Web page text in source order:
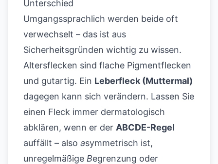
Unterschied
Umgangssprachlich werden beide oft
verwechselt – das ist aus
Sicherheitsgründen wichtig zu wissen.
Altersflecken sind flache Pigmentflecken
und gutartig. Ein Leberfleck (Muttermal)
dagegen kann sich verändern. Lassen Sie
einen Fleck immer dermatologisch
abklären, wenn er der ABCDE-Regel
auffällt – also asymmetrisch ist,
unregelmäßige Begrenzung oder